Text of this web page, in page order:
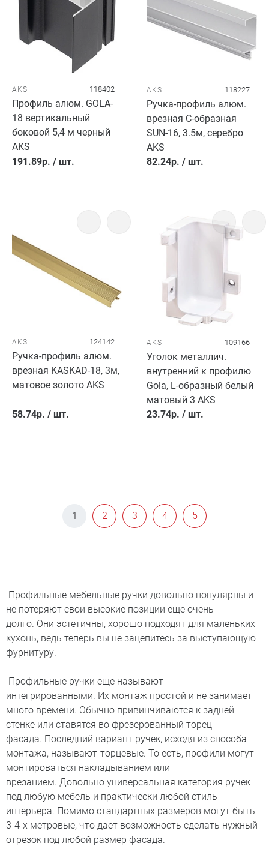
AKS 118402
Профиль алюм. GOLA-
18 вертикальный
боковой 5,4 м черный
AKS
191.89р. / шт.
AKS 118227
Ручка-профиль алюм.
врезная C-образная
SUN-16, 3.5м, серебро
AKS
82.24р. / шт.
AKS 124142
Ручка-профиль алюм.
врезная KASKAD-18, 3м,
матовое золото AKS
58.74р. / шт.
AKS 109166
Уголок металлич.
внутренний к профилю
Gola, L-образный белый
матовый 3 AKS
23.74р. / шт.
1 2 3 4 5
Профильные мебельные ручки довольно популярны и
не потеряют свои высокие позиции еще очень
долго. Они эстетичны, хорошо подходят для маленьких
кухонь, ведь теперь вы не зацепитесь за выступающую
фурнитуру.
Профильные ручки еще называют
интегрированными. Их монтаж простой и не занимает
много времени. Обычно привинчиваются к задней
стенке или ставятся во фрезерованный торец
фасада. Последний вариант ручек, исходя из способа
монтажа, называют-торцевые. То есть, профили могут
монтироваться накладыванием или
врезанием. Довольно универсальная категория ручек
под любую мебель и практически любой стиль
интерьера. Помимо стандартных размеров могут быть
3-4-х метровые, что дает возможность сделать нужный
отрезок под любой размер фасада.